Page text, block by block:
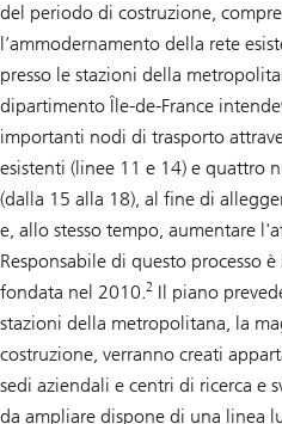
del periodo di costruzione,
l’ammodernamento della rete
presso le stazioni della
dipartimento Île-de-France
importanti nodi di trasporto
esistenti (linee 11 e 14) e quattro
(dalla 15 alla 18), al fine di
e, allo stesso tempo, aumentare
Responsabile di questo processo
fondata nel 2010.2 Il piano
stazioni della metropolitana, la
costruzione, verranno creati
sedi aziendali e centri di ricerca e
da ampliare dispone di una linea